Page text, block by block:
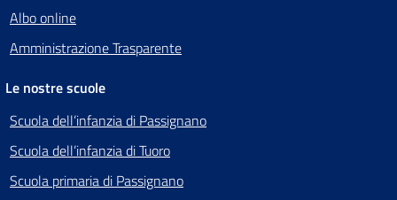
Albo online
Amministrazione Trasparente
Le nostre scuole
Scuola dell’infanzia di Passignano
Scuola dell’infanzia di Tuoro
Scuola primaria di Passignano